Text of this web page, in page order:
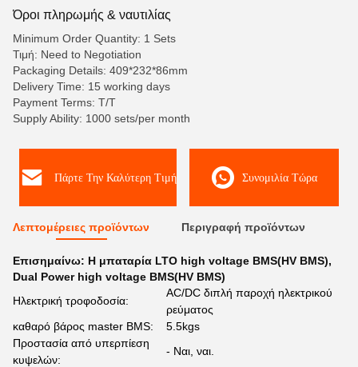
Όροι πληρωμής & ναυτιλίας
Minimum Order Quantity: 1 Sets
Τιμή: Need to Negotiation
Packaging Details: 409*232*86mm
Delivery Time: 15 working days
Payment Terms: T/T
Supply Ability: 1000 sets/per month
Πάρτε Την Καλύτερη Τιμή Συνομιλία Τώρα
Λεπτομέρειες προϊόντων Περιγραφή προϊόντων
Επισημαίνω: Η μπαταρία LTO high voltage BMS(HV BMS),
Dual Power high voltage BMS(HV BMS)
Ηλεκτρική τροφοδοσία:
AC/DC διπλή παροχή ηλεκτρικού
ρεύματος
καθαρό βάρος master BMS:
5.5kgs
Προστασία από υπερπίεση
κυψελών:
- Ναι, ναι.